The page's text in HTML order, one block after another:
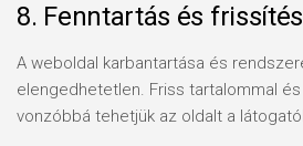
8. Fenntartás és frissítés
A weboldal karbantartása és
elengedhetetlen. Friss tartalommal
vonzóbbá tehetjük az oldalt a